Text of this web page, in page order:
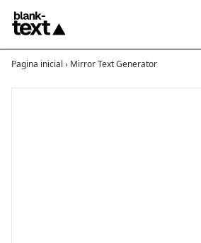
Pagina inicial › Mirror Text Generator